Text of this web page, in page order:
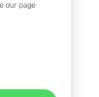
our page